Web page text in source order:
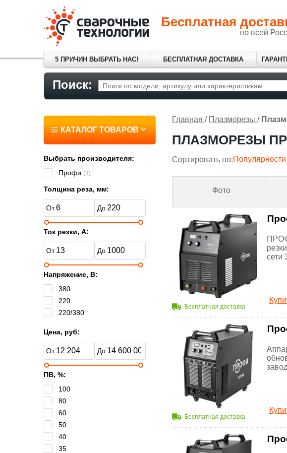
Бесплатная
по всей
5 ПРИЧИН ВЫБРАТЬ НАС! БЕСПЛАТНАЯ ДОСТАВКА
Поиск:
Главная / Плазморезы /
ПЛАЗМОРЕЗЫ
Сортировать по:Популярности
Фото
Бесплатная доставка
сети
Бесплатная доставка
КАТАЛОГ ТОВАРОВ
Выбрать производителя:
Профи (3)
Толщина реза, мм:
Ток резки, А:
Напряжение, B:
380
220
220/380
Цена, руб:
ПВ, %:
100
80
60
50
40
35